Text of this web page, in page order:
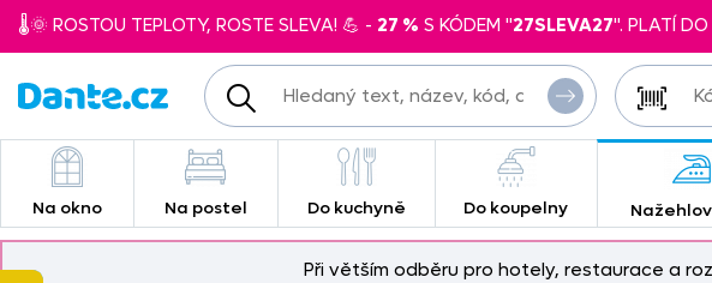
🌡️🌞 ROSTOU TEPLOTY, ROSTE SLEVA! 💪 - 27 % S KÓDEM "27SLEVA27". PLATÍ
Na okno Na postel Do kuchyně Do koupelny
Při větším odběru pro hotely, restaurace a